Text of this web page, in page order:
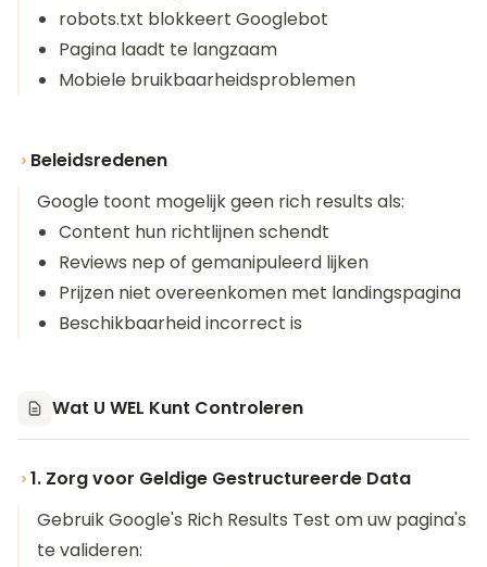
robots.txt blokkeert Googlebot
Pagina laadt te langzaam
Mobiele bruikbaarheidsproblemen
Beleidsredenen
Google toont mogelijk geen rich results als:
Content hun richtlijnen schendt
Reviews nep of gemanipuleerd lijken
Prijzen niet overeenkomen met landingspagina
Beschikbaarheid incorrect is
Wat U WEL Kunt Controleren
1. Zorg voor Geldige Gestructureerde Data
Gebruik Google's Rich Results Test om uw pagina's
te valideren: